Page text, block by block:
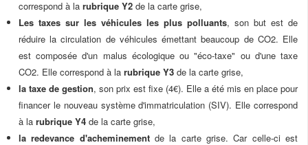
correspond à la rubrique Y2 de la carte grise,
Les taxes sur les véhicules les plus polluants, son but est de
réduire la circulation de véhicules émettant beaucoup de CO2. Elle
est composéed'un malus écologiqueou "éco-taxe" ou d'une taxe
CO2. Elle correspond à la rubrique Y3 de la carte grise,
la taxe de gestion, son prix est fixe (4€). Elle a été mis en place pour
financer le nouveau système d'immatriculation (SIV). Elle correspond
à la rubrique Y4 de la carte grise,
la redevance d'acheminementde la carte grise. Car celle-ci est